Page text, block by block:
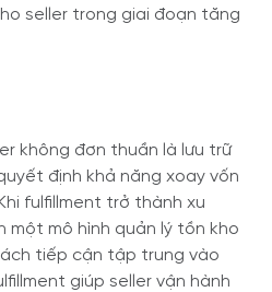
seller trong giai đoạn tăng
không đơn thuần là lưu trữ
định khả năng xoay vốn
fulfillment trở thành xu
một mô hình quản lý tồn kho
tiếp cận tập trung vào
giúp seller vận hành